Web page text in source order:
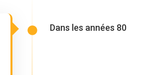
Dans les années 80